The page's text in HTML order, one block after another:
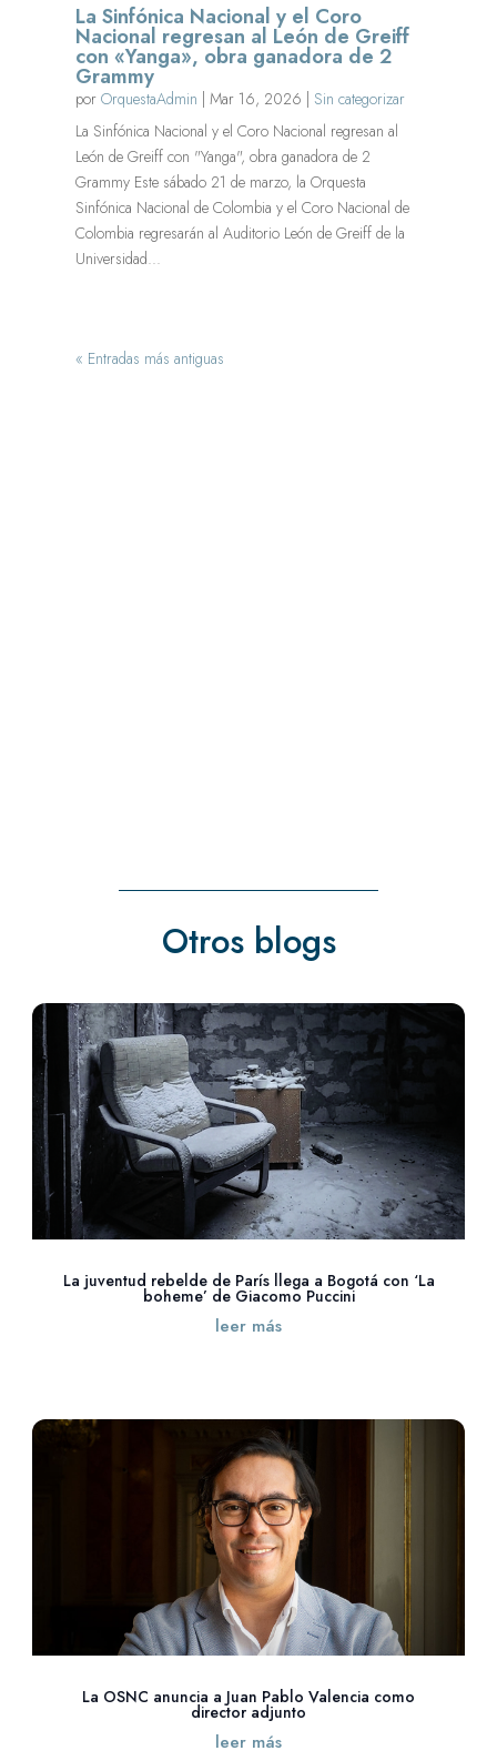
La Sinfónica Nacional y el Coro
Nacional regresan al León de Greiff
con «Yanga», obra ganadora de 2
Grammy
porOrquestaAdmin |Mar 16, 2026 | Sin categorizar
La Sinfónica Nacional y el Coro Nacional regresan al
León de Greiff con "Yanga", obra ganadora de 2
Grammy Este sábado 21 de marzo, la Orquesta
Sinfónica Nacional de Colombia y el Coro Nacional de
Colombia regresarán al Auditorio León de Greiff de la
Universidad...
« Entradas más antiguas
Otros blogs
La juventud rebelde de París llega a Bogotá con ‘La
boheme’ de Giacomo Puccini
leer más
La OSNC anuncia a Juan Pablo Valencia como
director adjunto
leer más